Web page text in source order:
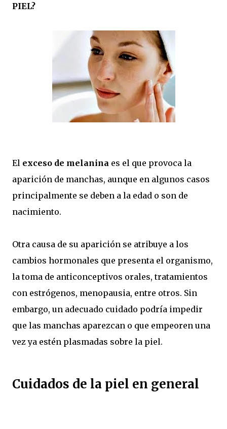
PIEL?
El exceso de melanina es el que provoca la
aparición de manchas, aunque en algunos casos
principalmente se deben a la edad o son de
nacimiento.
Otra causa de su aparición se atribuye a los
cambios hormonales que presenta el organismo,
la toma de anticonceptivos orales, tratamientos
con estrógenos, menopausia, entre otros. Sin
embargo, un adecuado cuidado podría impedir
que las manchas aparezcan o que empeoren una
vez ya estén plasmadas sobre la piel.
Cuidados de la piel en general